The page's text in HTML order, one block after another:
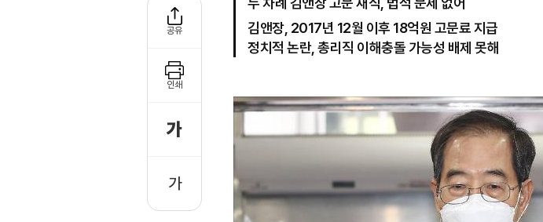
김앤장, 2017년 12월 이후 18억원 고문료 지급
정치적 논란, 총리직 이해충돌 가능성 배제 못해
공유
인쇄
가
글
크
게
가
글
자